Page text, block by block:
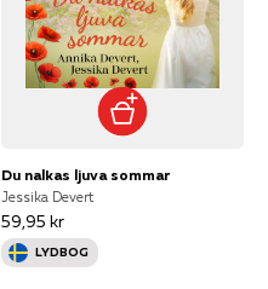
Du nalkas ljuva sommar
Jessika Devert
59,95 kr
LYDBOG